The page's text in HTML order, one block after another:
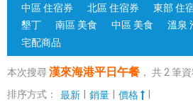
中區 住宿券
北區 住宿券 東部 住
墾丁
南區 美食 中區 美食 溫泉
宅配商品
本次搜尋 漢來海港平日午餐 ， 共 2 筆
排序方式：
最新 銷量 價格